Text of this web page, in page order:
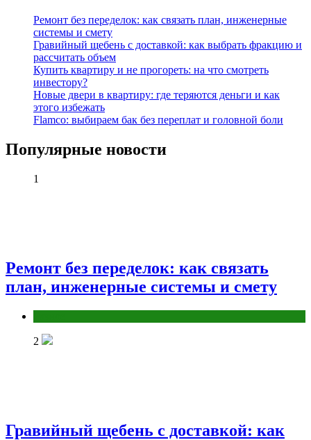
Ремонт без переделок: как связать план, инженерные
системы и смету
Гравийный щебень с доставкой: как выбрать фракцию и
рассчитать объем
Купить квартиру и не прогореть: на что смотреть
инвестору?
Новые двери в квартиру: где теряются деньги и как
этого избежать
Flamco: выбираем бак без переплат и головной боли
Популярные новости
1
Ремонт без переделок: как связать
план, инженерные системы и смету
2
Гравийный щебень с доставкой: как